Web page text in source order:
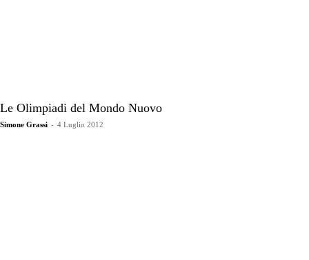
Le Olimpiadi del Mondo Nuovo
Simone Grassi - 4 Luglio 2012